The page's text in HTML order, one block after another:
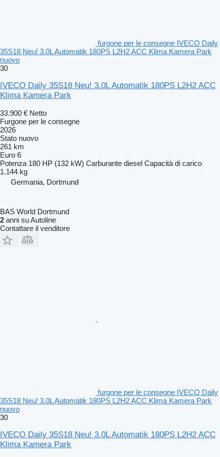
furgone per le consegne IVECO Daily
35S18 Neu! 3.0L Automatik 180PS L2H2 ACC Klima Kamera Park
nuovo
30
IVECO Daily 35S18 Neu! 3.0L Automatik 180PS L2H2 ACC
Klima Kamera Park
33.900 € Netto
Furgone per le consegne
2026
Stato nuovo
261 km
Euro 6
Potenza 180 HP (132 kW) Carburante diesel Capacità di carico
1.144 kg
Germania, Dortmund
BAS World Dortmund
2 anni su Autoline
Contattare il venditore
furgone per le consegne IVECO Daily
35S18 Neu! 3.0L Automatik 180PS L2H2 ACC Klima Kamera Park
nuovo
30
IVECO Daily 35S18 Neu! 3.0L Automatik 180PS L2H2 ACC
Klima Kamera Park